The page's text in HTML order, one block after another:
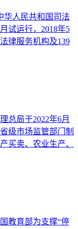
华人民共和国司法
试运行，2018年5
律服务机构及139
总局于2022年6月
级市场监管部门制
买卖、农业生产、
教育部为支撑“停